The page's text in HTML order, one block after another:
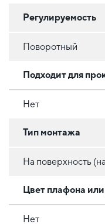
Регулируемость
Поворотный
Подходит для
Нет
Тип монтажа
На поверхность
Цвет плафона
Нет